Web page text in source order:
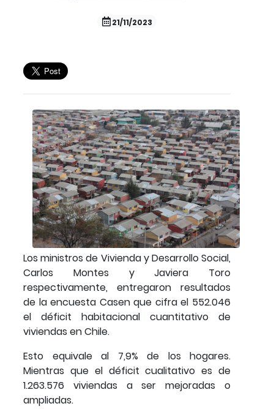
21/11/2023
Los ministros de Vivienda y Desarrollo Social,
Carlos Montes y Javiera Toro
respectivamente, entregaron resultados
de la encuesta Casen que cifra el 552.046
el déficit habitacional cuantitativo de
viviendas en Chile.
Esto equivale al 7,9% de los hogares.
Mientras que el déficit cualitativo es de
1.263.576 viviendas a ser mejoradas o
ampliadas.